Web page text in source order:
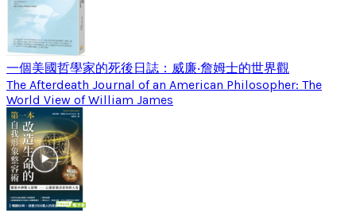
一個美國哲學家的死後日誌：威廉‧詹姆士的世界觀
The Afterdeath Journal of an American Philosopher: The
World View of William James